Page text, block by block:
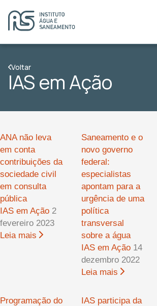
Voltar
IAS em Ação
ANA não leva
em conta
contribuições da
sociedade civil
em consulta
pública
IAS em Ação 2
fevereiro 2023
Leia mais
Saneamento e o
novo governo
federal:
especialistas
apontam para a
urgência de uma
política
transversal
sobre a água
IAS em Ação 14
dezembro 2022
Leia mais
Programação do
IAS participa da